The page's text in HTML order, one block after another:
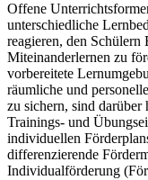
Offene
unterschiedliche
reagieren, den Schülern
Miteinanderlernen zu
vorbereitete
räumliche und
zu sichern, sind darüber
Trainings- und
individuellen
differenzierende
Individualförderung